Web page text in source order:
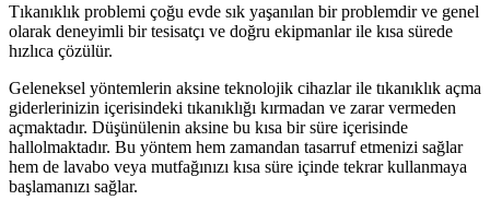
Tıkanıklık problemi çoğu evde sık yaşanılan bir problemdir ve genel
olarak deneyimli bir tesisatçı ve doğru ekipmanlar ile kısa sürede
hızlıca çözülür.
Geleneksel yöntemlerin aksine teknolojik cihazlar ile tıkanıklık açma
giderlerinizin içerisindeki tıkanıklığı kırmadan ve zarar vermeden
açmaktadır. Düşünülenin aksine bu kısa bir süre içerisinde
hallolmaktadır. Bu yöntem hem zamandan tasarruf etmenizi sağlar
hem de lavabo veya mutfağınızı kısa süre içinde tekrar kullanmaya
başlamanızı sağlar.